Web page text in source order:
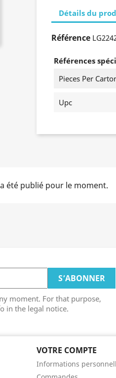
Détails du
Référence
Références
Pieces Per
Upc
été publié pour le moment.
moment. For that purpose,
in the legal notice.
VOTRE COMPTE
Informations